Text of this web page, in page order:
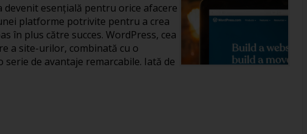
esențială pentru orice afacere
platforme potrivite pentru a crea
în plus către succes. WordPress, cea
a site-urilor, combinată cu o
serie de avantaje remarcabile. Iată de